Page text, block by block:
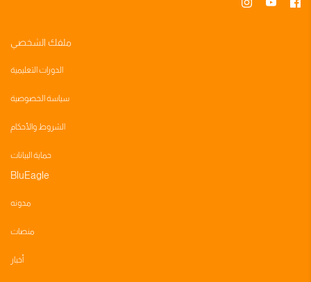
ملفك الشخصي
الدورات التعليمية
سياسة الخصوصية
الشروط والأحكام
حماية البيانات
BluEagle
مدونه
منصات
أخبار